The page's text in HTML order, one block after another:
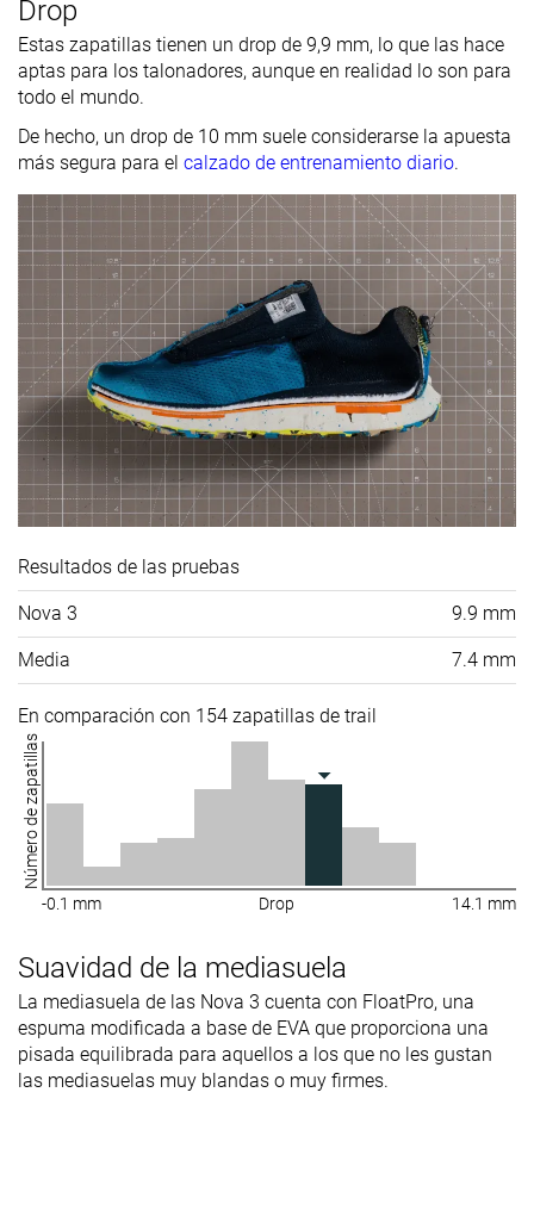
Drop
Estas zapatillas tienen un drop de 9,9 mm, lo que las hace
aptas para los talonadores, aunque en realidad lo son para
todo el mundo.
De hecho, un drop de 10 mm suele considerarse la apuesta
más segura para el calzado de entrenamiento diario.
Resultados de las pruebas
Nova 3 9.9 mm
Media 7.4 mm
En comparación con 154 zapatillas de trail
Número de zapatillas
-0.1 mm Drop 14.1 mm
Suavidad de la mediasuela
La mediasuela de las Nova 3 cuenta con FloatPro, una
espuma modificada a base de EVA que proporciona una
pisada equilibrada para aquellos a los que no les gustan
las mediasuelas muy blandas o muy firmes.